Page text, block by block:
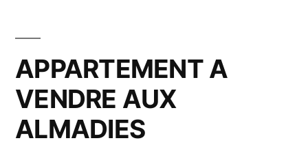
APPARTEMENT A
VENDRE AUX
ALMADIES